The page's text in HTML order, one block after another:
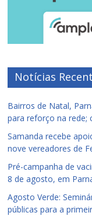
Notícias
Bairros de Natal,
para reforço na rede;
Samanda recebe
nove vereadores de
Pré-campanha de
8 de agosto, em
Agosto Verde:
públicas para a